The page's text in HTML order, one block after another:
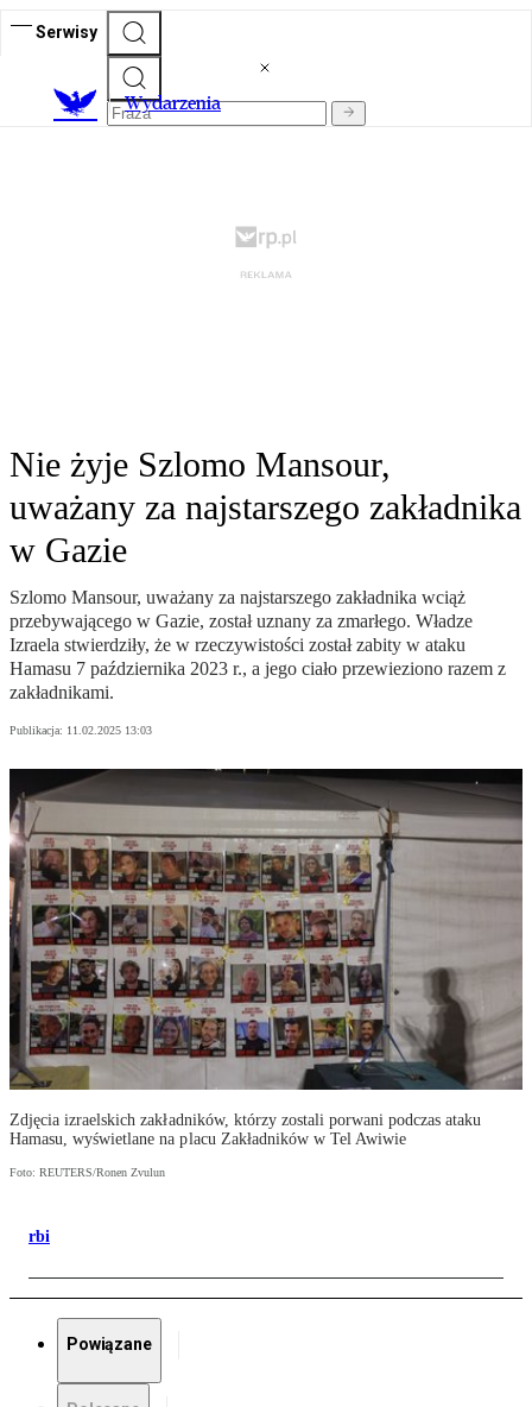
Serwisy
Wydarzenia
Nie żyje Szlomo Mansour,
uważany za najstarszego zakładnika
w Gazie
Szlomo Mansour, uważany za najstarszego zakładnika wciąż
przebywającego w Gazie, został uznany za zmarłego. Władze
Izraela stwierdziły, że w rzeczywistości został zabity w ataku
Hamasu 7 października 2023 r., a jego ciało przewieziono razem z
zakładnikami.
Publikacja: 11.02.2025 13:03
Zdjęcia izraelskich zakładników, którzy zostali porwani podczas ataku
Hamasu, wyświetlane na placu Zakładników w Tel Awiwie
Foto: REUTERS/Ronen Zvulun
rbi
Powiązane